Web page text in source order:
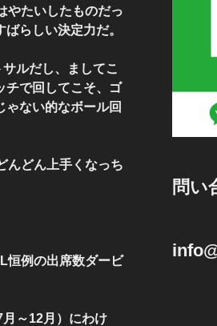
たいしたものだっ
らしい決定力だ。
ルだし、ましてこ
チで回してこそ、ゴ
ゃない的なボール回
んどん上手くなっち
恒例の出席数ダービ
～12月）にわけ
問い